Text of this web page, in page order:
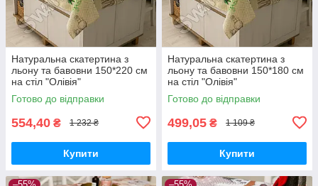
Натуральна скатертина з
льону та бавовни 150*220 см
на стіл "Олівія"
Готово до відправки
554,40 ₴ 1 232 ₴
Купити
Натуральна скатертина з
льону та бавовни 150*180 см
на стіл "Олівія"
Готово до відправки
499,05 ₴ 1 109 ₴
Купити